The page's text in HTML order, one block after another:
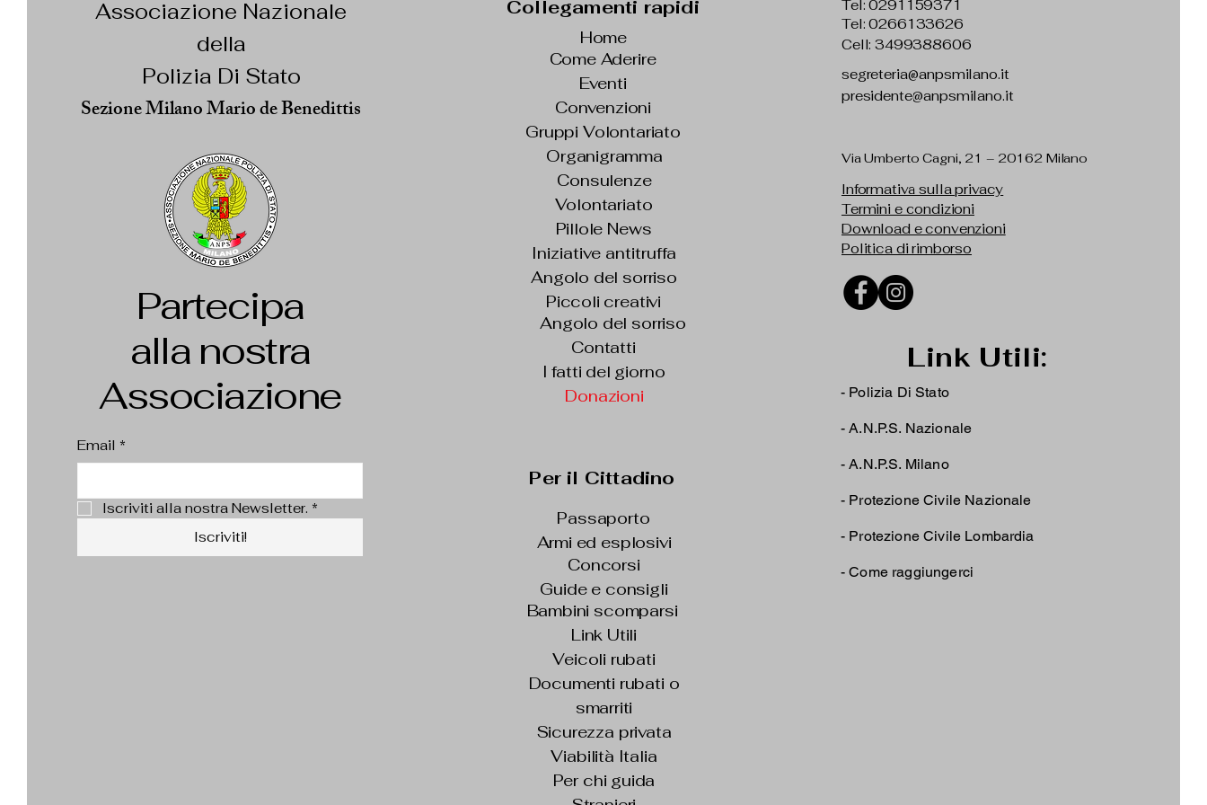
Associazione Nazionale
della
Polizia Di Stato
Sezione Milano Mario de Benedittis
Partecipa
alla nostra
Associazione
Email *
Iscriviti alla nostra Newsletter. *
Iscriviti!
Collegamenti rapidi
Come Aderire
Home
Eventi
Convenzioni
Gruppi Volontariato
Organigramma
Consulenze
Volontariato
Pillole News
Iniziative antitruffa
Angolo del sorriso
Angolo del sorriso
Piccoli creativi
Contatti
I fatti del giorno
Donazioni
Per il Cittadino
Passaporto
Armi ed esplosivi
Concorsi
Guide e consigli
Bambini scomparsi
Link Utili
Veicoli rubati
Documenti rubati o
smarriti
Sicurezza privata
Viabilità Italia
Per chi guida
Tel:0291159371
Tel: 0266133626
Cell: 3499388606
segreteria@anpsmilano.it
presidente@anpsmilano.it
Via Umberto Cagni, 21 – 20162 Milano
Informativa sulla privacy
Termini e condizioni
Download e convenzioni
Politica di rimborso
Link Utili:
- Polizia Di Stato
- A.N.P.S. Nazionale
-A.N.P.S. Milano
- Protezione Civile Nazionale
- Protezione Civile Lombardia
-Come raggiungerci